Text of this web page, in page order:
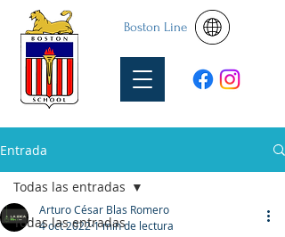
Boston Line
Entrada
Todas las entradas
Todas las entradas
Arturo César Blas Romero
4 oct 20221 min de lectura